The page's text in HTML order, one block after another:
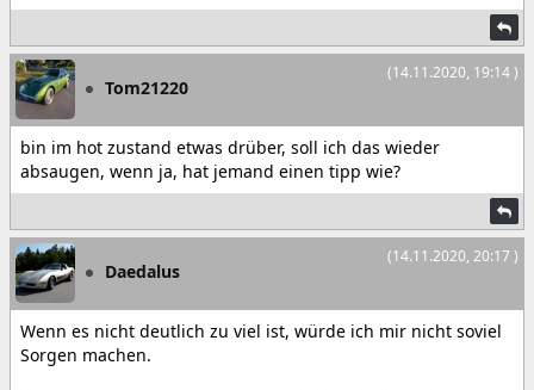
(14.11.2020, 19:14 )
Tom21220
bin im hot zustand etwas drüber, soll ich das wieder
absaugen, wenn ja, hat jemand einen tipp wie?
(14.11.2020, 20:17 )
Daedalus
Wenn es nicht deutlich zu viel ist, würde ich mir nicht soviel
Sorgen machen.